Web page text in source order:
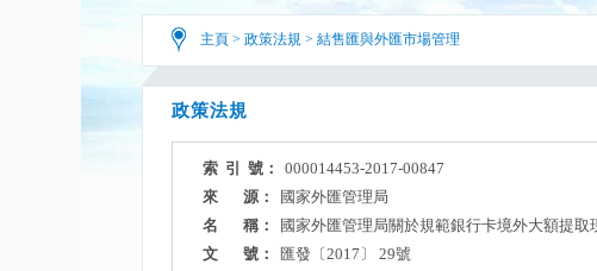
主頁 > 政策法規 > 結售匯與外匯市場管理
政策法規
索 引 號： 000014453-2017-00847
來 源：
國家外匯管理局
名 稱：
國家外匯管理局關於規範銀行卡境外大額提取
文 號：
匯發〔2017〕 29號